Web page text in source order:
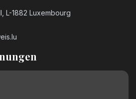
L-1882 Luxembourg